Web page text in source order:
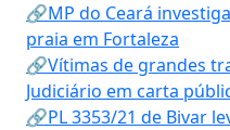
🔗MP do Ceará
praia em Fortaleza
🔗Vítimas de grandes
Judiciário em carta
🔗PL 3353/21 de Bivar